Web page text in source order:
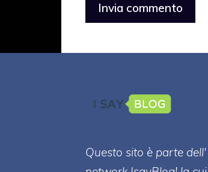
Questo sito è parte dell'